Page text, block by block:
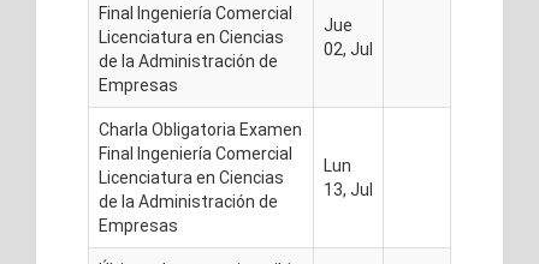
Final Ingeniería Comercial
Licenciatura en Ciencias
de la Administración de
Empresas
Jue
02, Jul
Charla Obligatoria Examen
Final Ingeniería Comercial
Licenciatura en Ciencias
de la Administración de
Empresas
Lun
13, Jul